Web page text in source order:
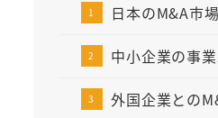
日本のM&A市
中小企業の事
外国企業との